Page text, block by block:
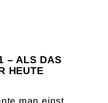
– ALS DAS
HEUTE
man einst